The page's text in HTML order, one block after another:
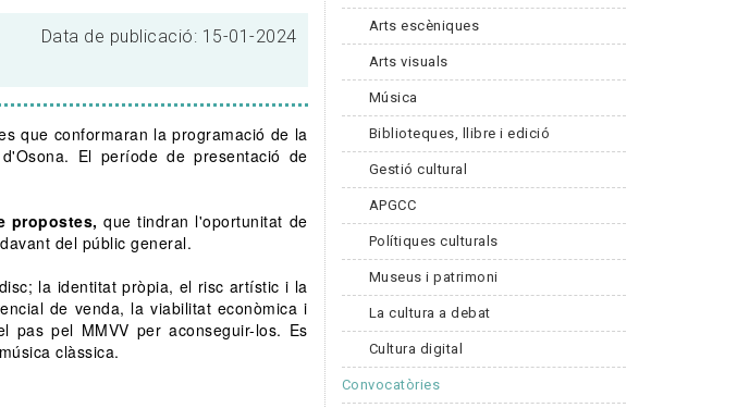
Data de publicació: 15-01-2024
que conformaran la programació de la
El període de presentació de
propostes,que tindran l'oportunitat de
del públic general.
la identitat pròpia, el risc artístic i la
de venda, la viabilitat econòmica i
pas pel MMVV per aconseguir-los. Es
clàssica.
Arts escèniques
Arts visuals
Música
Biblioteques, llibre i edició
Gestió cultural
APGCC
Polítiques culturals
Museus i patrimoni
La cultura a debat
Cultura digital
Convocatòries